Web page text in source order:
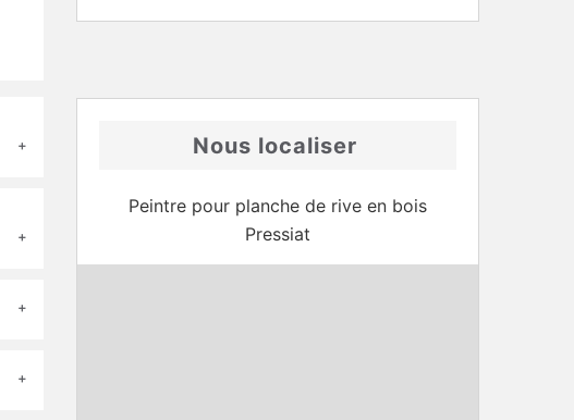
Nous localiser
Peintre pour planche de rive en bois
Pressiat